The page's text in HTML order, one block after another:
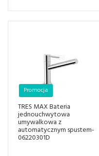
TRES MAX Bateria
jednouchwytowa
umywalkowa z
automatycznym spustem-
06220301D
Promocja